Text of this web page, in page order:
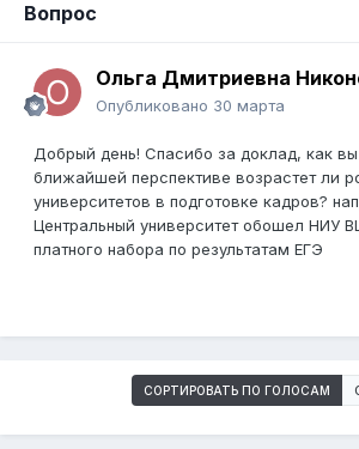
Вопрос
Ольга Дмитриевна
Опубликовано 30 марта
Добрый день! Спасибо за доклад, как вы
ближайшей перспективе возрастет ли
университетов в подготовке кадров?
Центральный университет обошел НИУ
платного набора по результатам ЕГЭ
СОРТИРОВАТЬ ПО ГОЛОСАМ